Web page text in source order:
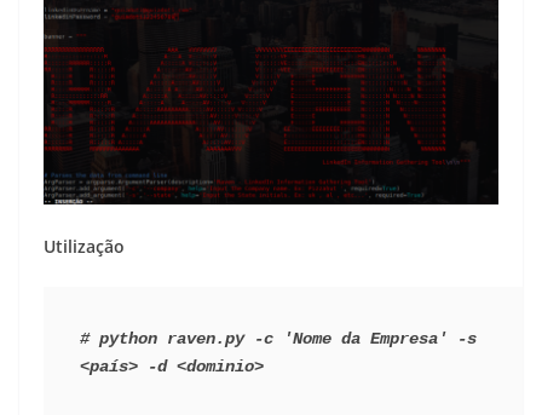
Utilização
# python raven.py -c 'Nome da Empresa' -s
<país> -d <dominio>